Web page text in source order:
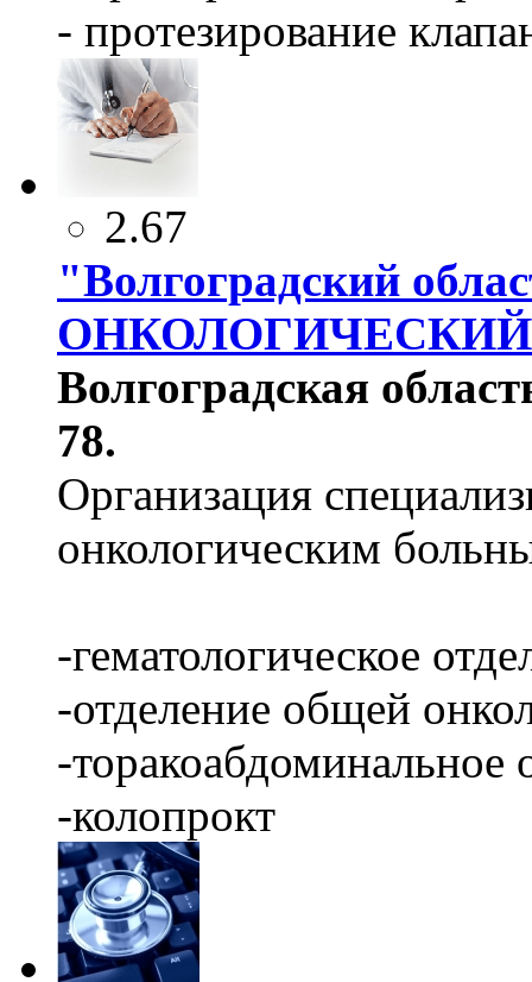
- протезирование
2.67
"Волгоградский
Волгоградская
78.
Организация
онкологическим
-гематологическое
-отделение общей
-торакоабдоминальное
-колопрокт